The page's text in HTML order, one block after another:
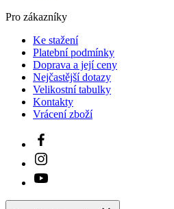
Pro zákazníky
Ke stažení
Platební podmínky
Doprava a její ceny
Nejčastější dotazy
Velikostní tabulky
Kontakty
Vrácení zboží